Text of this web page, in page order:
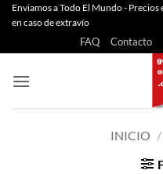
Saltar
Enviamos a Todo El Mundo -
en caso de extravío
FAQ Contacto
INICIO /